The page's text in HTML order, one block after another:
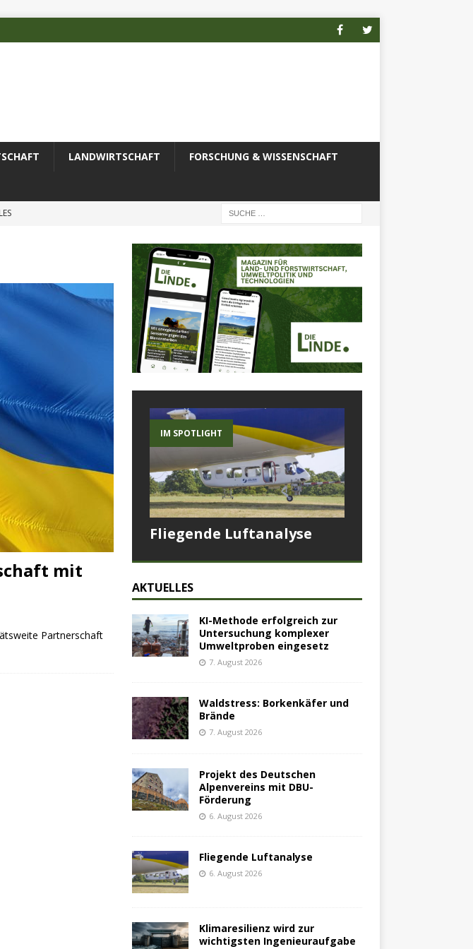
LANDWIRTSCHAFT FORSCHUNG & WISSENSCHAFT
Umweltproben
mit
Partnerschaft
IM SPOTLIGHT
Fliegende Luftanalyse
AKTUELLES
KI-Methode erfolgreich zur
Untersuchung komplexer
Umweltproben eingesetz
7. August 2026
Waldstress: Borkenkäfer und
Brände
7. August 2026
Projekt des Deutschen
Alpenvereins mit DBU-
Förderung
6. August 2026
Fliegende Luftanalyse
6. August 2026
Klimaresilienz wird zur
wichtigsten Ingenieuraufgabe